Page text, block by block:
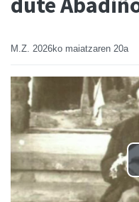
M.Z. 2026ko maiatzaren 20a